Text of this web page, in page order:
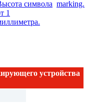
устройства